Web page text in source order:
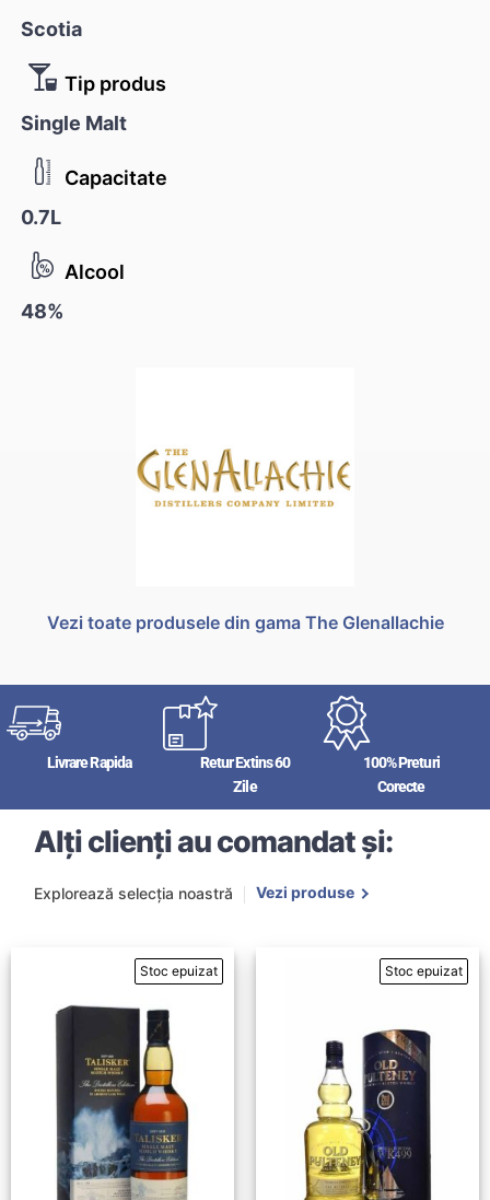
Scotia
Tip produs
Single Malt
Capacitate
0.7L
Alcool
48%
Vezi toate produsele din gama The Glenallachie
Livrare Rapida
Retur Extins 60
Zile
100% Preturi
Corecte
Alți clienți au comandat și:
Explorează selecția noastră Vezi produse